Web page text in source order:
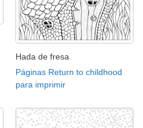
Hada de fresa
Páginas Return to childhood
para imprimir